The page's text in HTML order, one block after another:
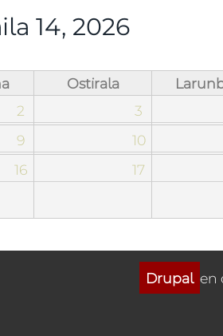
14, 2026
Ostirala
2 3
9 10
16 17
Drupal en